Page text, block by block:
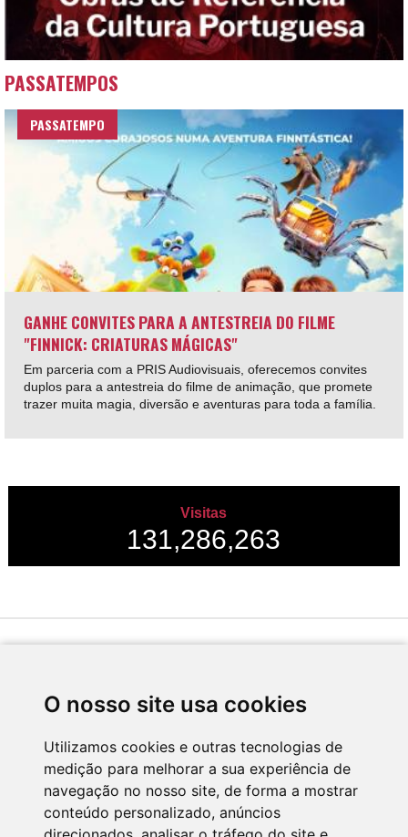
O nosso site usa cookies
Utilizamos cookies e outras tecnologias de
medição para melhorar a sua experiência de
navegação no nosso site, de forma a mostrar
conteúdo personalizado, anúncios
PASSATEMPOS
PASSATEMPO
GANHE CONVITES PARA A ANTESTREIA DO FILME
"FINNICK: CRIATURAS MÁGICAS"
Em parceria com a PRIS Audiovisuais, oferecemos convites
duplos para a antestreia do filme de animação, que promete
trazer muita magia, diversão e aventuras para toda a família.
Visitas
131,286,263